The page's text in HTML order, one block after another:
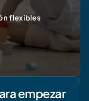
flexibles
empezar